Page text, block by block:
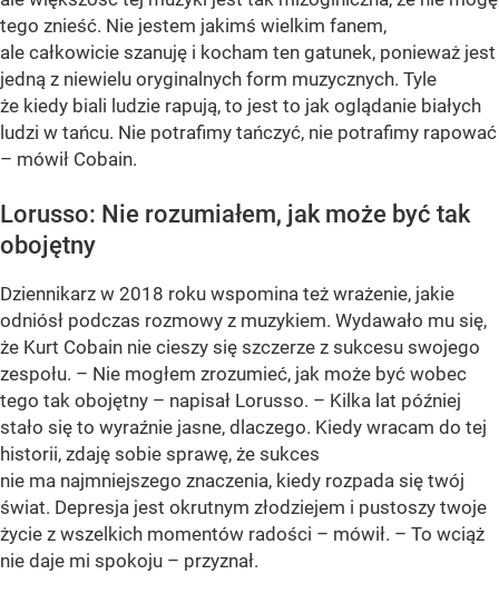
tego znieść. Nie jestem jakimś wielkim fanem,
ale całkowicie szanuję i kocham ten gatunek, ponieważ jest
jedną z niewielu oryginalnych form muzycznych. Tyle
że kiedy biali ludzie rapują, to jest to jak oglądanie białych
ludzi w tańcu. Nie potrafimy tańczyć, nie potrafimy rapować
– mówił Cobain.
Lorusso: Nie rozumiałem, jak może być tak
obojętny
Dziennikarz w 2018 roku wspomina też wrażenie, jakie
odniósł podczas rozmowy z muzykiem. Wydawało mu się,
że Kurt Cobain nie cieszy się szczerze z sukcesu swojego
zespołu. – Nie mogłem zrozumieć, jak może być wobec
tego tak obojętny – napisał Lorusso. – Kilka lat później
stało się to wyraźnie jasne, dlaczego. Kiedy wracam do tej
historii, zdaję sobie sprawę, że sukces
nie ma najmniejszego znaczenia, kiedy rozpada się twój
świat. Depresja jest okrutnym złodziejem i pustoszy twoje
życie z wszelkich momentów radości – mówił. – To wciąż
nie daje mi spokoju – przyznał.